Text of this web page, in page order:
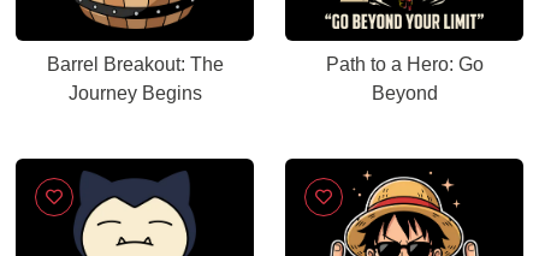
Barrel Breakout: The
Journey Begins
Path to a Hero: Go
Beyond